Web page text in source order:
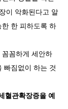
이 악화된다고 알
한 피하도록 하
꼼하게 세안하
빠짐없이 하는 것
혈관확장증을 예